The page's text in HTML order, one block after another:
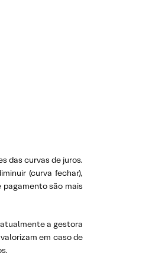
das curvas de juros.
(curva fechar),
são mais
a gestora
em caso de